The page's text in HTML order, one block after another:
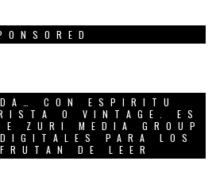
CON ESPIRITU
O VINTAGE. ES
ZURI MEDIA GROUP
PARA LOS
DE LEER